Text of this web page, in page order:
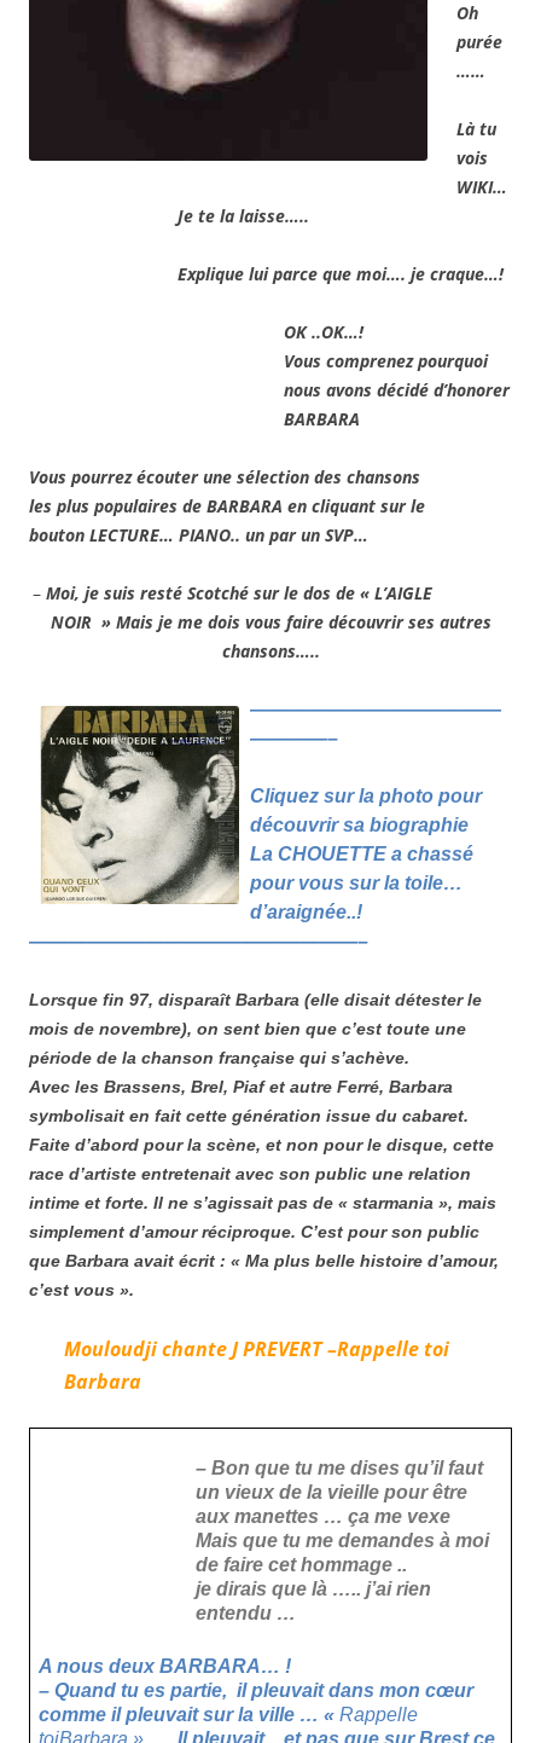
Oh
purée
……
Là tu
vois
WIKI…
Je te la laisse…..
Explique lui parce que moi…. je craque…!
OK ..OK…!
Vous comprenez pourquoi
nous avons décidé d’honorer
BARBARA
Vous pourrez écouter une sélection des chansons
les plus populaires de BARBARA en cliquant sur le
bouton LECTURE… PIANO.. un par un SVP…
– Moi, je suis resté Scotché sur le dos de « L’AIGLE
NOIR » Mais je me dois vous faire découvrir ses autres
chansons…..
—————————————
————–
Cliquez sur la photo pour
découvrir sa biographie
La CHOUETTE a chassé
pour vous sur la toile…
d’araignée..!
—————————————————–
Lorsque fin 97, disparaît Barbara (elle disait détester le
mois de novembre), on sent bien que c’est toute une
période de la chanson française qui s’achève.
Avec les Brassens, Brel, Piaf et autre Ferré, Barbara
symbolisait en fait cette génération issue du cabaret.
Faite d’abord pour la scène, et non pour le disque, cette
race d’artiste entretenait avec son public une relation
intime et forte. Il ne s’agissait pas de « starmania », mais
simplement d’amour réciproque. C’est pour son public
que Barbara avait écrit : « Ma plus belle histoire d’amour,
c’est vous ».
Mouloudji chante J PREVERT–Rappelle toi
Barbara
– Bon que tu me dises qu’il faut
un vieux de la vieille pour être
aux manettes … ça me vexe
Mais que tu me demandes à moi
de faire cet hommage ..
je dirais que là ….. j’ai rien
entendu …
A nous deux BARBARA… !
– Quand tu es partie, il pleuvait dans mon cœur
comme il pleuvait sur la ville … «Rappelle
toiBarbara » ….Il pleuvait. ..et pas que sur Brest ce